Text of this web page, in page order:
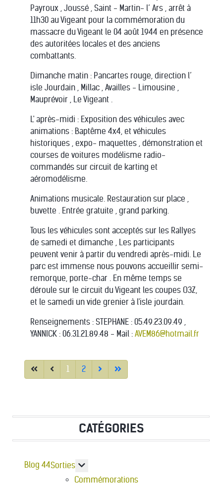
Payroux , Joussé , Saint - Martin- l’ Ars , arrêt à
11h30 au Vigeant pour la commémoration du
massacre du Vigeant le 04 août 1944 en présence
des autoritées locales et des anciens
combattants.
Dimanche matin : Pancartes rouge, direction l’
isle Jourdain , Millac , Availles - Limousine ,
Mauprévoir , Le Vigeant .
L' après-midi : Exposition des véhicules avec
animations : Baptême 4x4, et véhicules
historiques , expo- maquettes , démonstration et
courses de voitures modélisme radio-
commandés sur circuit de karting et
aéromodélisme.
Animations musicale. Restauration sur place ,
buvette . Entrée gratuite , grand parking.
Tous les véhicules sont acceptés sur les Rallyes
de samedi et dimanche , Les participants
peuvent venir à partir du vendredi après-midi. Le
parc est immense nous pouvons accueillir semi-
remorque, porte-char . En même temps se
déroule sur le circuit du Vigeant les coupes O3Z,
et le samedi un vide grenier à l'isle jourdain.
Renseignements : STEPHANE : 05.49.23.09.49 ,
YANNICK : 06.31.21.89.48 - Mail : AVEM86@hotmail.fr
1 2
CATÉGORIES
Blog 44Sorties
En savoir plus : Sorties
Commémorations